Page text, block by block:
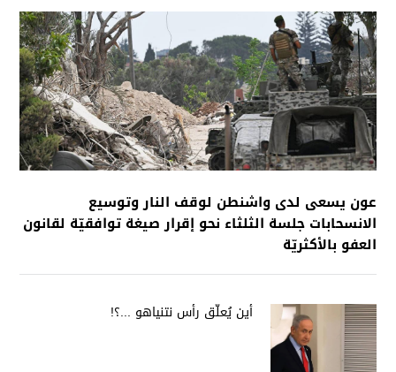
عون يسعى لدى واشنطن لوقف النار وتوسيع
الانسحابات جلسة الثلثاء نحو إقرار صيغة توافقيّة لقانون
العفو بالأكثريّة
أين يُعلّق رأس نتنياهو ...؟!